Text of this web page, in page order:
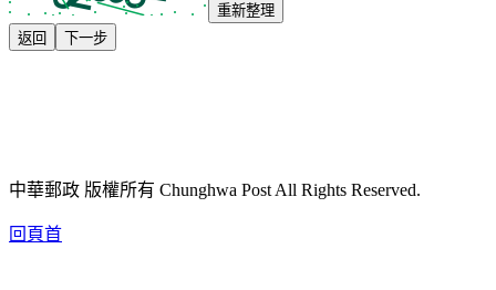
重新整理
返回
下一步
中華郵政 版權所有 Chunghwa Post All Rights Reserved.
回頁首